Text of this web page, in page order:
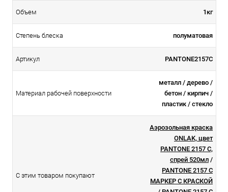
Объем 1кг
Степень блеска полуматовая
Артикул PANTONE2157C
Материал рабочей поверхности
металл / дерево /
бетон / кирпич /
пластик / стекло
С этим товаром покупают
Аэрозольная краска
ONLAK, цвет
PANTONE 2157 C,
спрей 520мл /
PANTONE 2157 C
МАРКЕР С КРАСКОЙ